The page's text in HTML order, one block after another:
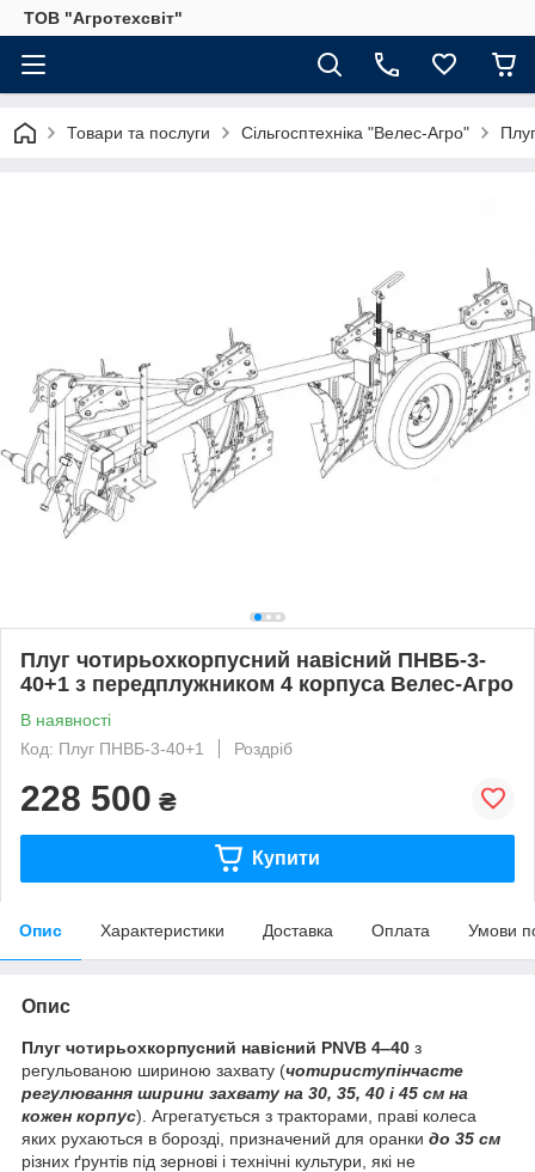
ТОВ "Агротехсвіт"
Товари та послуги Сільгосптехніка "Велес-Агро"
Плуг чотирьохкорпусний навісний ПНВБ-3-
40+1 з передплужником 4 корпуса Велес-Агро
В наявності
Код: Плуг ПНВБ-3-40+1
Роздріб
228 500 ₴
Купити
Опис Характеристики Доставка Оплата Умови
Опис
Плуг чотирьохкорпусний навісний PNVB 4‒40 з
регульованою шириною захвату (чотириступінчасте
регулювання ширини захвату на 30, 35, 40 і 45 см на
кожен корпус). Агрегатується з тракторами, праві колеса
яких рухаються в борозді, призначений для оранки до 35 см
різних ґрунтів під зернові і технічні культури, які не